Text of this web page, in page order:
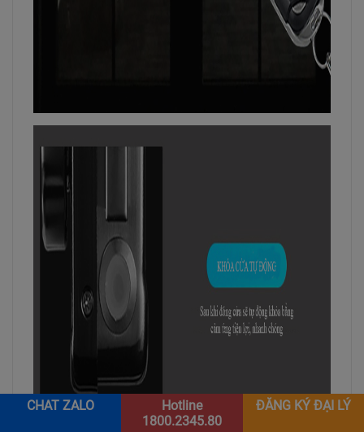
CHAT ZALO
Hotline
1800.2345.80
ĐĂNG KÝ ĐẠI LÝ